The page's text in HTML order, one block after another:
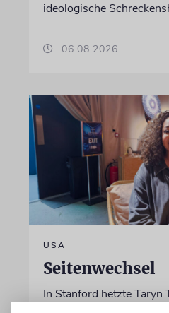
ideologische
06.08.2026
USA
Seitenwechsel
In Stanford hetzte Taryn